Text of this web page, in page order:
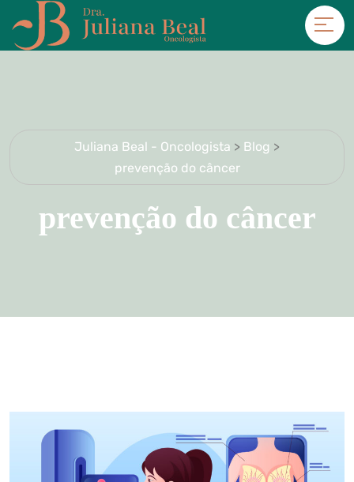
Juliana Beal - Oncologista > Blog >
prevenção do câncer
prevenção do câncer